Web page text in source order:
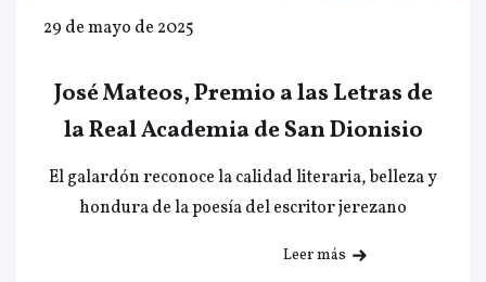
29 de mayo de 2025
José Mateos, Premio a las Letras de
la Real Academia de San Dionisio
El galardón reconoce la calidad literaria, belleza y
hondura de la poesía del escritor jerezano
Leer más